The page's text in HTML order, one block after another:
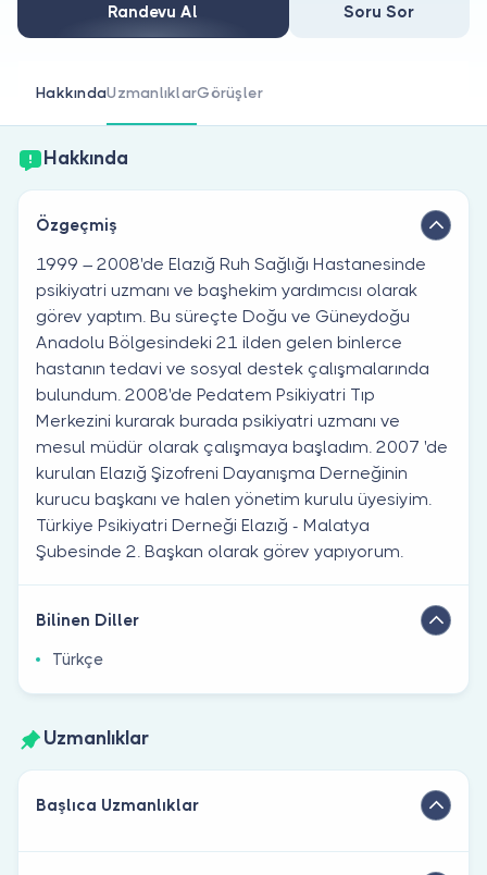
Doktor musunuz?
Randevu Al Soru Sor
HakkındaUzmanlıklarGörüşler
Hakkında
Özgeçmiş
1999 – 2008'de Elazığ Ruh Sağlığı Hastanesinde
psikiyatri uzmanı ve başhekim yardımcısı olarak
görev yaptım. Bu süreçte Doğu ve Güneydoğu
Anadolu Bölgesindeki 21 ilden gelen binlerce
hastanın tedavi ve sosyal destek çalışmalarında
bulundum. 2008'de Pedatem Psikiyatri Tıp
Merkezini kurarak burada psikiyatri uzmanı ve
mesul müdür olarak çalışmaya başladım. 2007 'de
kurulan Elazığ Şizofreni Dayanışma Derneğinin
kurucu başkanı ve halen yönetim kurulu üyesiyim.
Türkiye Psikiyatri Derneği Elazığ - Malatya
Şubesinde 2. Başkan olarak görev yapıyorum.
Bilinen Diller
Türkçe
Uzmanlıklar
Başlıca Uzmanlıklar